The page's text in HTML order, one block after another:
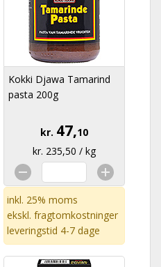
Kokki Djawa Tamarind
pasta 200g
kr. 47,10
kr. 235,50 / kg
inkl. 25% moms
ekskl. fragtomkostninger
leveringstid 4-7 dage